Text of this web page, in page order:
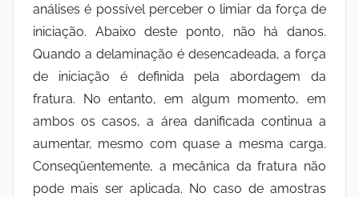
análises é possível perceber o limiar da força de
iniciação. Abaixo deste ponto, não há danos.
Quando a delaminação é desencadeada, a força
de iniciação é definida pela abordagem da
fratura. No entanto, em algum momento, em
ambos os casos, a área danificada continua a
aumentar, mesmo com quase a mesma carga.
Conseqüentemente, a mecânica da fratura não
pode mais ser aplicada. No caso de amostras